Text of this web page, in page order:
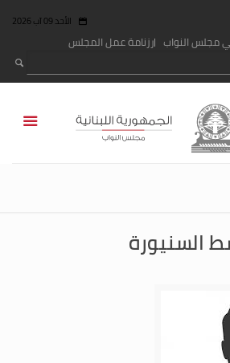
الأحد 09 آب 2026
مجلس النواب رزنامة عمل المجلس
السنيورة